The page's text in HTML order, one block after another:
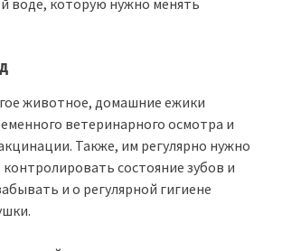
животное, домашние ежики
ветеринарного осмотра и
Также, им регулярно нужно
состояние зубов и
и о регулярной гигиене